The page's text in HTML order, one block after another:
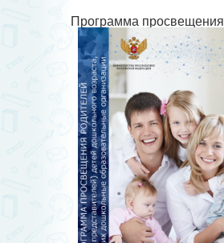
Программа